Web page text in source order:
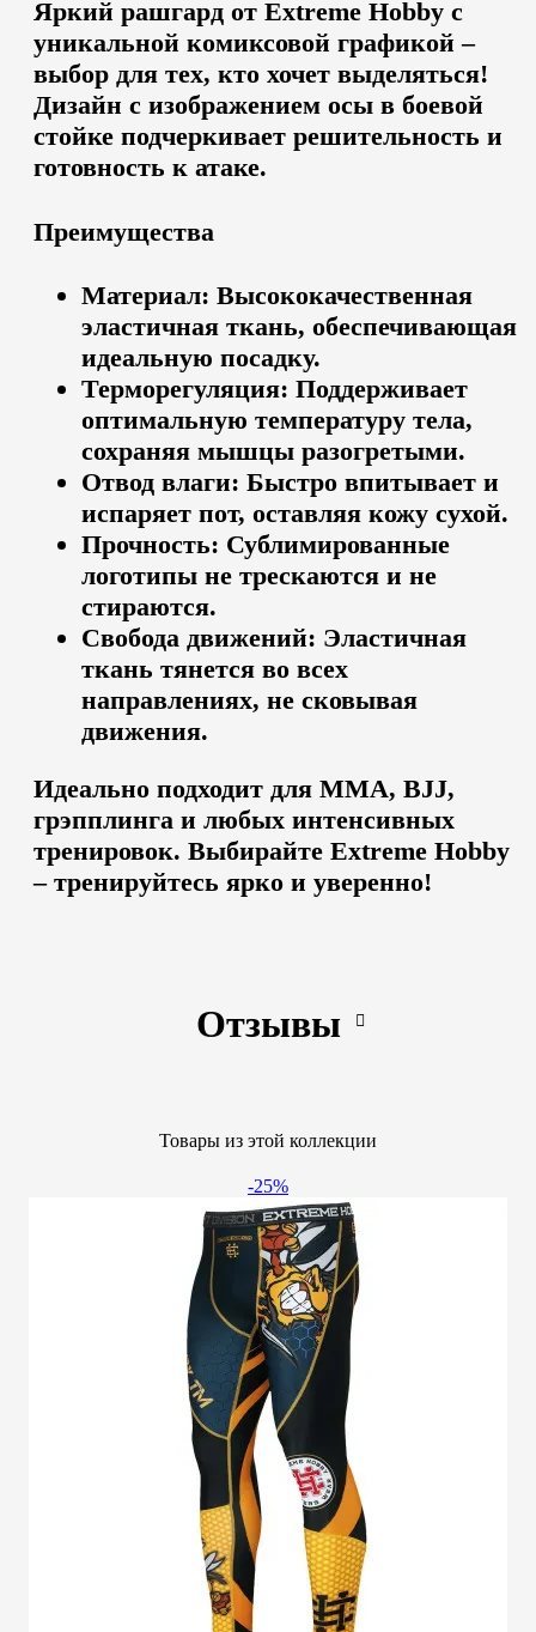
Яркий рашгард от Extreme Hobby с
уникальной комиксовой графикой –
выбор для тех, кто хочет выделяться!
Дизайн с изображением осы в боевой
стойке подчеркивает решительность и
готовность к атаке.
Преимущества
Материал: Высококачественная
эластичная ткань, обеспечивающая
идеальную посадку.
Терморегуляция: Поддерживает
оптимальную температуру тела,
сохраняя мышцы разогретыми.
Отвод влаги: Быстро впитывает и
испаряет пот, оставляя кожу сухой.
Прочность: Сублимированные
логотипы не трескаются и не
стираются.
Свобода движений: Эластичная
ткань тянется во всех
направлениях, не сковывая
движения.
Идеально подходит для ММА, BJJ,
грэпплинга и любых интенсивных
тренировок. Выбирайте Extreme Hobby
– тренируйтесь ярко и уверенно!
Отзывы
Товары из этой коллекции
-25%